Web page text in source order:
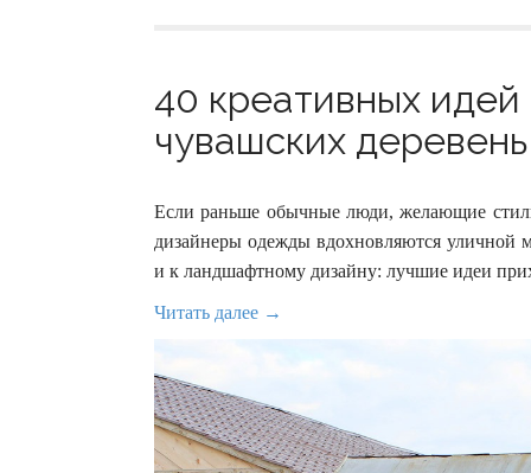
40 креативных идей
чувашских
Если раньше обычные люди, желающие
дизайнеры одежды вдохновляются
и к ландшафтному дизайну: лучшие идеи
Читать далее →